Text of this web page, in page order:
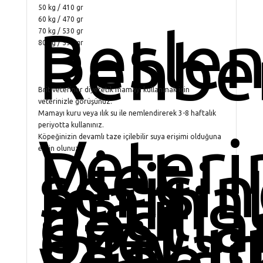
50 kg / 410 gr
60 kg / 470 gr
70 kg / 530 gr
80 kg / 590 gr
Brit veteriner diyetetik mamayı kullanmak için
veterinizle görüşünüz.
Mamayı kuru veya ılık su ile nemlendirerek 3-8 haftalık
periyotta kullanınız.
Köpeğinizin devamlı taze içilebilir suya erişimi olduğuna
emin olunuz.
Diet
patili
özel